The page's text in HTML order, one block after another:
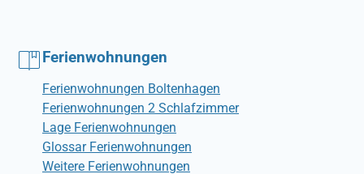
Ferienwohnungen
Ferienwohnungen Boltenhagen
Ferienwohnungen 2 Schlafzimmer
Lage Ferienwohnungen
Glossar Ferienwohnungen
Weitere Ferienwohnungen